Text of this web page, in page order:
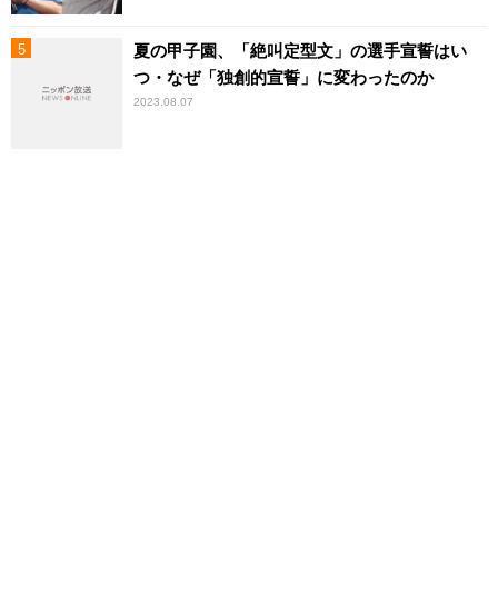
夏の甲子園、「絶叫定型文」の選手宣誓はい
つ・なぜ「独創的宣誓」に変わったのか
2023.08.07